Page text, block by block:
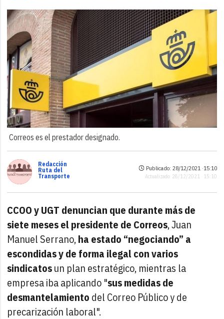
Correos es el prestador designado.
Redacción
Ruta del
Transporte
Publicado: 28/12/2021 ·15:10
Actualizado: 28/12/2021 · 15:10
CCOO y UGT denuncian que durante más de
siete meses el presidente de Correos, Juan
Manuel Serrano,ha estado “negociando” a
escondidas y de forma ilegal con varios
sindicatosun plan estratégico, mientras la
empresa iba aplicando "sus medidas de
desmantelamiento del Correo Público y de
precarización laboral".